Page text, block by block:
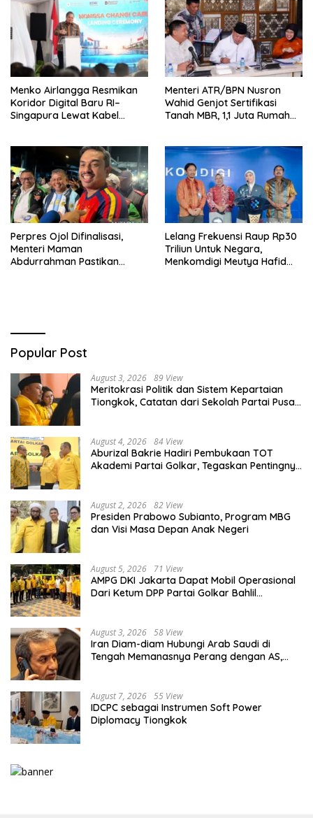
Menko Airlangga Resmikan
Koridor Digital Baru RI–
Singapura Lewat Kabel
Menteri ATR/BPN Nusron
Wahid Genjot Sertifikasi
Tanah MBR, 1,1 Juta Rumah
Perpres Ojol Difinalisasi,
Menteri Maman
Abdurrahman Pastikan
Lelang Frekuensi Raup Rp30
Triliun Untuk Negara,
Menkomdigi Meutya Hafid
Popular Post
August 3, 2026 89 View
Meritokrasi Politik dan Sistem Kepartaian
Tiongkok, Catatan dari Sekolah Partai Pusat
August 4, 2026 84 View
Aburizal Bakrie Hadiri Pembukaan TOT
Akademi Partai Golkar, Tegaskan Pentingnya
August 2, 2026 82 View
Presiden Prabowo Subianto, Program MBG
dan Visi Masa Depan Anak Negeri
August 5, 2026 71 View
AMPG DKI Jakarta Dapat Mobil Operasional
Dari Ketum DPP Partai Golkar Bahlil
August 3, 2026 58 View
Iran Diam-diam Hubungi Arab Saudi di
Tengah Memanasnya Perang dengan AS,
August 7, 2026 55 View
IDCPC sebagai Instrumen Soft Power
Diplomacy Tiongkok